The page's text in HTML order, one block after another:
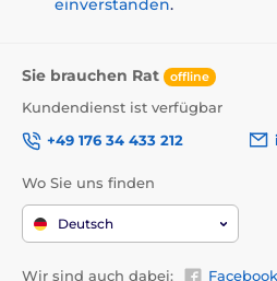
einverstanden.
Sie brauchen Rat offline
Kundendienst ist verfügbar
+49 176 34 433 212
Wo Sie uns finden
Deutsch
Wir sind auch dabei: Facebook